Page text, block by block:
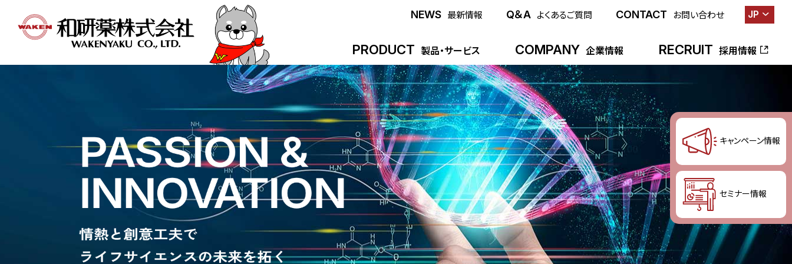
NEWS 最新情報 Q＆A よくあるご質問 CONTACT お問い合わせ JP
PRODUCT 製品・サービス COMPANY 企業情報 RECRUIT 採用情報
キャンペーン情報
セミナー情報